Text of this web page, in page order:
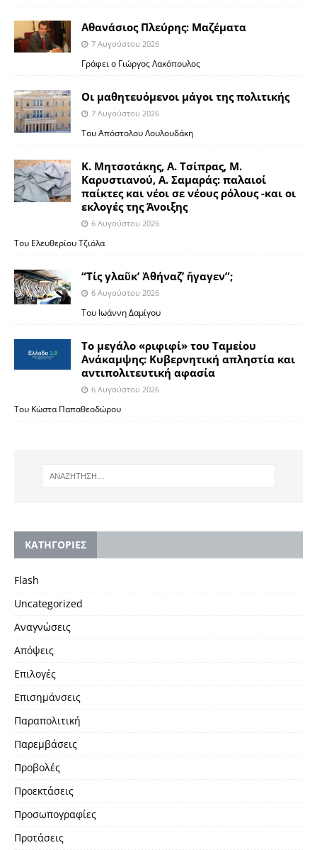
Αθανάσιος Πλεύρης: Μαζέματα
7 Αυγούστου 2026
Γράφει ο Γιώργος Λακόπουλος
Οι μαθητευόμενοι μάγοι της πολιτικής
7 Αυγούστου 2026
Του Απόστολου Λουλουδάκη
Κ. Μητσοτάκης, Α. Τσίπρας, Μ.
Καρυστιανού, Α. Σαμαράς: παλαιοί
παίκτες και νέοι σε νέους ρόλους -και οι
εκλογές της Άνοιξης
6 Αυγούστου 2026
Του Ελευθερίου Τζιόλα
“Τίς γλαῦκ’ Ἀθήναζ’ ἤγαγεν”;
6 Αυγούστου 2026
Του Ιωάννη Δαμίγου
Το μεγάλο «ριφιφί» του Ταμείου
Ανάκαμψης: Κυβερνητική απληστία και
αντιπολιτευτική αφασία
6 Αυγούστου 2026
Του Κώστα Παπαθεοδώρου
KΑΤΗΓΟΡΙΕΣ
Flash
Uncategorized
Αναγνώσεις
Απόψεις
Επιλογές
Επισημάνσεις
Παραπολιτική
Παρεμβάσεις
Προβολές
Προεκτάσεις
Προσωπογραφίες
Προτάσεις